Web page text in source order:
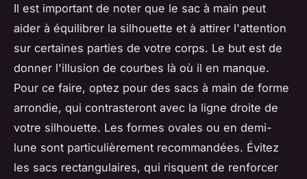
Il est important de noter que le sac à main peut
aider à équilibrer la silhouette et à attirer l'attention
sur certaines parties de votre corps. Le but est de
donner l'illusion de courbes là où il en manque.
Pour ce faire, optez pour des sacs à main de forme
arrondie, qui contrasteront avec la ligne droite de
votre silhouette. Les formes ovales ou en demi-
lune sont particulièrement recommandées. Évitez
les sacs rectangulaires, qui risquent de renforcer